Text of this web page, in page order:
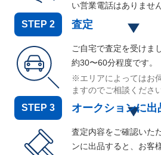
い営業電話はありません
STEP 2 査定
ご自宅で査定を受けま
約30〜60分程度です。
※エリアによってはお
ますのでご相談ください
STEP 3 オークションに出
査定内容をご確認いた
ンに出品すると、お客